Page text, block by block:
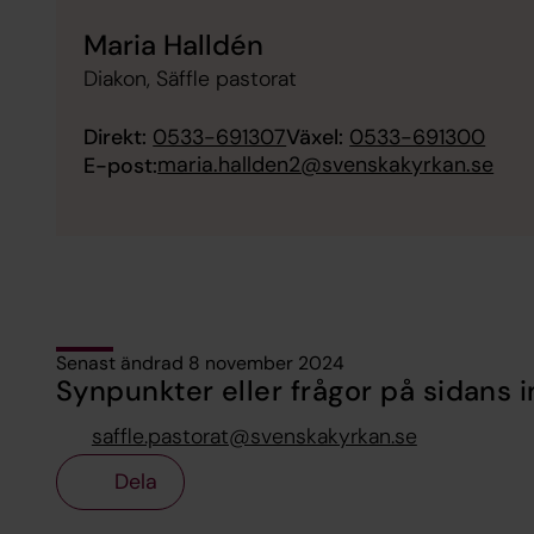
Maria Halldén
Diakon, Säffle pastorat
Direkt: 0533-691307Växel: 0533-691300
E-post:maria.hallden2@svenskakyrkan.se
Senast ändrad 8 november 2024
Synpunkter eller frågor på sidans
saffle.pastorat@svenskakyrkan.se
Dela